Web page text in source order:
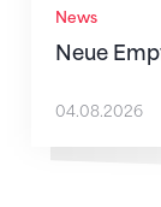
News
Neue
04.08.2026